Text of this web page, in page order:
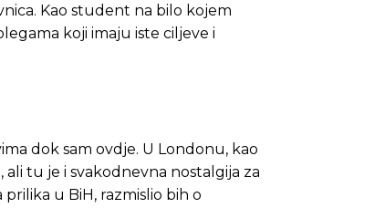
Kao student na bilo kojem
koji imaju iste ciljeve i
dok sam ovdje. U Londonu, kao
tu je i svakodnevna nostalgija za
u BiH, razmislio bih o